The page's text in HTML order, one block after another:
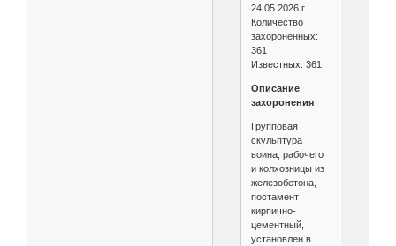
24.05.2026 г.
Количество
захороненных:
361
Известных: 361
Описание
захоронения
Групповая
скульптура
воина, рабочего
и колхозницы из
железобетона,
постамент
кирпично-
цементный,
установлен в